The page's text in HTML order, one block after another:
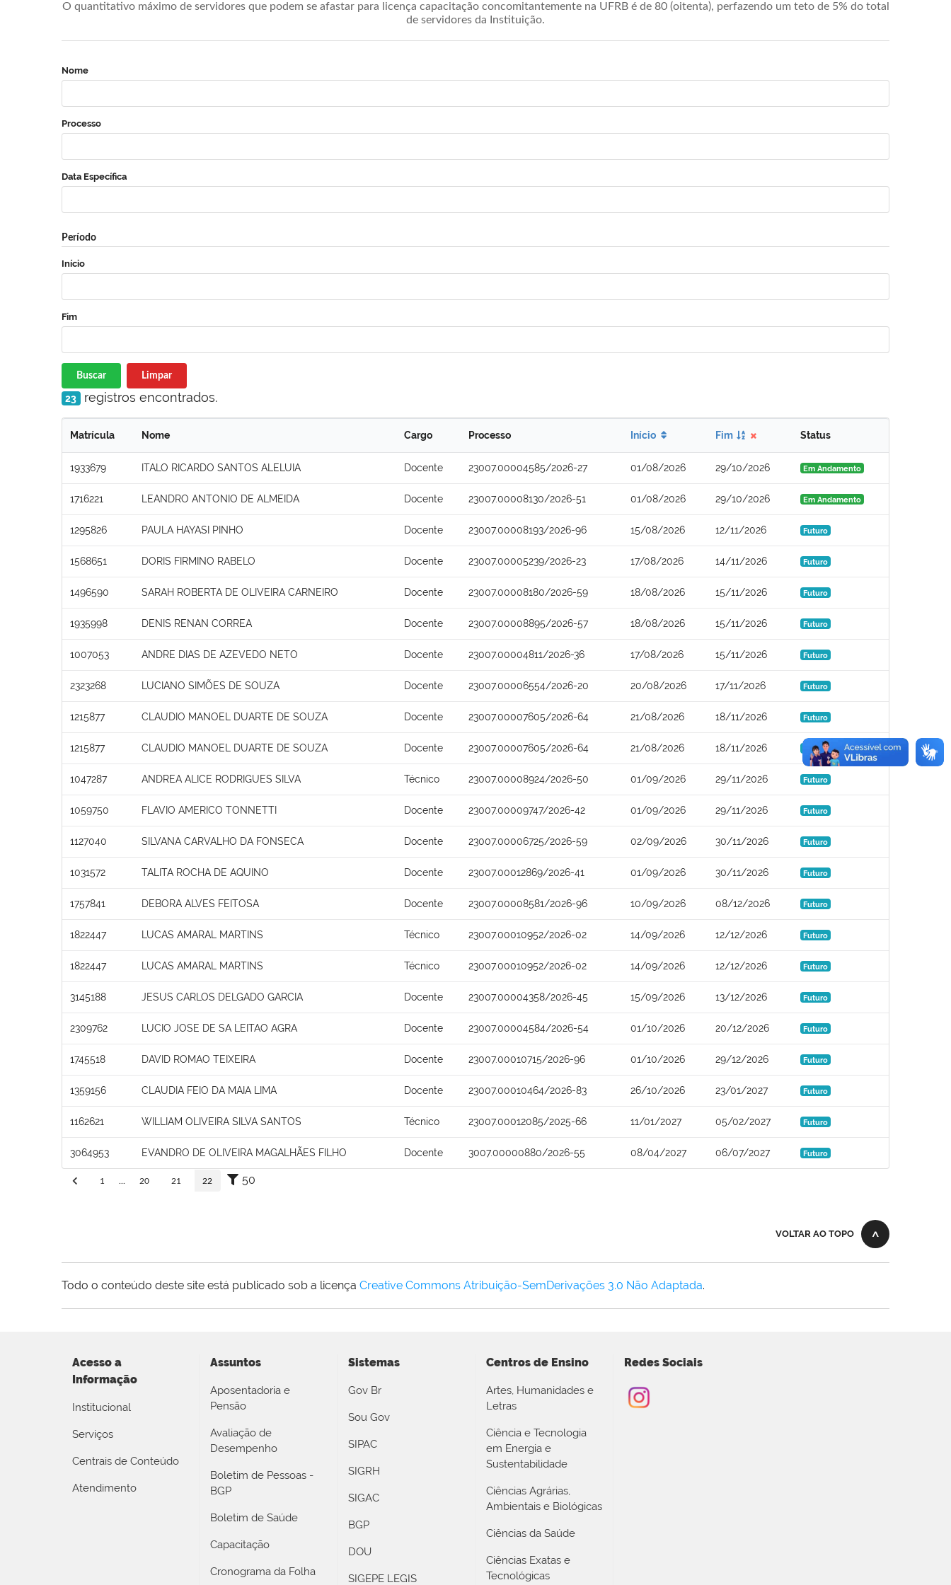
O quantitativo máximo de servidores que podem se afastar para licença capacitação concomitantemente na UFRB é de 80 (oitenta), perfazendo um teto de 5% do total
de servidores da Instituição.
Nome
Processo
Data Específica
Período
Início
Fim
Buscar Limpar
23 registros encontrados.
Matrícula Nome Cargo Processo Início Fim Status
1933679 ITALO RICARDO SANTOS ALELUIA Docente 23007.00004585/2026-27 01/08/2026 29/10/2026 Em Andamento
1716221 LEANDRO ANTONIO DE ALMEIDA Docente 23007.00008130/2026-51 01/08/2026 29/10/2026 Em Andamento
1295826 PAULA HAYASI PINHO Docente 23007.00008193/2026-96 15/08/2026 12/11/2026 Futuro
1568651 DORIS FIRMINO RABELO Docente 23007.00005239/2026-23 17/08/2026 14/11/2026 Futuro
1496590 SARAH ROBERTA DE OLIVEIRA CARNEIRO Docente 23007.00008180/2026-59 18/08/2026 15/11/2026 Futuro
1935998 DENIS RENAN CORREA Docente 23007.00008895/2026-57 18/08/2026 15/11/2026 Futuro
1007053 ANDRE DIAS DE AZEVEDO NETO Docente 23007.00004811/2026-36 17/08/2026 15/11/2026 Futuro
2323268 LUCIANO SIMÕES DE SOUZA Docente 23007.00006554/2026-20 20/08/2026 17/11/2026 Futuro
1215877 CLAUDIO MANOEL DUARTE DE SOUZA Docente 23007.00007605/2026-64 21/08/2026 18/11/2026 Futuro
1215877 CLAUDIO MANOEL DUARTE DE SOUZA Docente 23007.00007605/2026-64 21/08/2026 18/11/2026 Futuro
1047287 ANDREA ALICE RODRIGUES SILVA Técnico 23007.00008924/2026-50 01/09/2026 29/11/2026 Futuro
1059750 FLAVIO AMERICO TONNETTI Docente 23007.00009747/2026-42 01/09/2026 29/11/2026 Futuro
1127040 SILVANA CARVALHO DA FONSECA Docente 23007.00006725/2026-59 02/09/2026 30/11/2026 Futuro
1031572 TALITA ROCHA DE AQUINO Docente 23007.00012869/2026-41 01/09/2026 30/11/2026 Futuro
1757841 DEBORA ALVES FEITOSA Docente 23007.00008581/2026-96 10/09/2026 08/12/2026 Futuro
1822447 LUCAS AMARAL MARTINS Técnico 23007.00010952/2026-02 14/09/2026 12/12/2026 Futuro
1822447 LUCAS AMARAL MARTINS Técnico 23007.00010952/2026-02 14/09/2026 12/12/2026 Futuro
3145188 JESUS CARLOS DELGADO GARCIA Docente 23007.00004358/2026-45 15/09/2026 13/12/2026 Futuro
2309762 LUCIO JOSE DE SA LEITAO AGRA Docente 23007.00004584/2026-54 01/10/2026 20/12/2026 Futuro
1745518 DAVID ROMAO TEIXEIRA Docente 23007.00010715/2026-96 01/10/2026 29/12/2026 Futuro
1359156 CLAUDIA FEIO DA MAIA LIMA Docente 23007.00010464/2026-83 26/10/2026 23/01/2027 Futuro
1162621 WILLIAM OLIVEIRA SILVA SANTOS Técnico 23007.00012085/2025-66 11/01/2027 05/02/2027 Futuro
3064953 EVANDRO DE OLIVEIRA MAGALHÃES FILHO Docente 3007.00000880/2026-55 08/04/2027 06/07/2027 Futuro
1 20 21 22 50
VOLTAR AO TOPO
Todo o conteúdo deste site está publicado sob a licença Creative Commons Atribuição-SemDerivações 3.0 Não Adaptada.
Acesso a
Informação
Institucional
Serviços
Centrais de Conteúdo
Atendimento
Assuntos
Aposentadoria e
Pensão
Avaliação de
Desempenho
Boletim de Pessoas -
BGP
Boletim de Saúde
Capacitação
Cronograma da Folha
Sistemas
Gov Br
Sou Gov
SIPAC
SIGRH
SIGAC
BGP
DOU
SIGEPE LEGIS
Centros de Ensino
Artes, Humanidades e
Letras
Ciência e Tecnologia
em Energia e
Sustentabilidade
Ciências Agrárias,
Ambientais e Biológicas
Ciências da Saúde
Ciências Exatas e
Tecnológicas
Redes Sociais